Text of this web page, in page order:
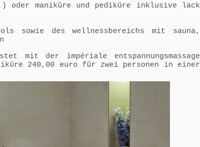
oder maniküre und pediküre inklusive lack
sowie des wellnessbereichs mit sauna,
mit der impériale entspannungsmassage
üre 240,00 euro für zwei personen in einer